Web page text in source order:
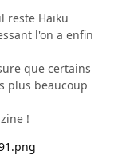
reste Haiku
l'on a enfin
que certains
plus beaucoup
!